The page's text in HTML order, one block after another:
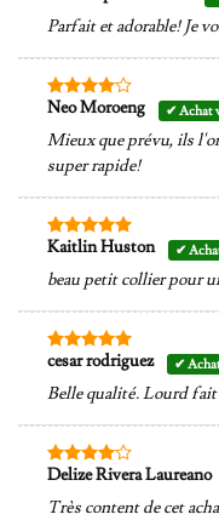
Parfait et adorable! Je
Note4
Neo Moroeng
Mieux que prévu, ils
super rapide!
Note5sur
Kaitlin Huston
beau petit collier pour
Note5sur
cesar rodriguez
Belle qualité. Lourd fait
Note4
Delize Rivera Laureano
Très content de cet